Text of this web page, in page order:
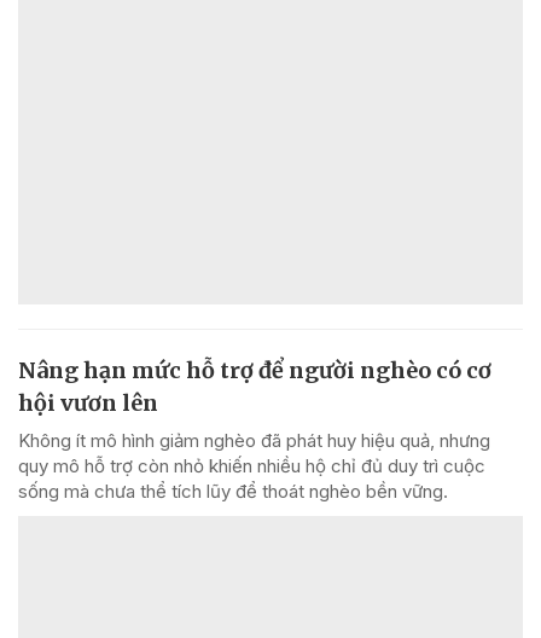
Nâng hạn mức hỗ trợ để người nghèo có cơ
hội vươn lên
Không ít mô hình giảm nghèo đã phát huy hiệu quả, nhưng
quy mô hỗ trợ còn nhỏ khiến nhiều hộ chỉ đủ duy trì cuộc
sống mà chưa thể tích lũy để thoát nghèo bền vững.